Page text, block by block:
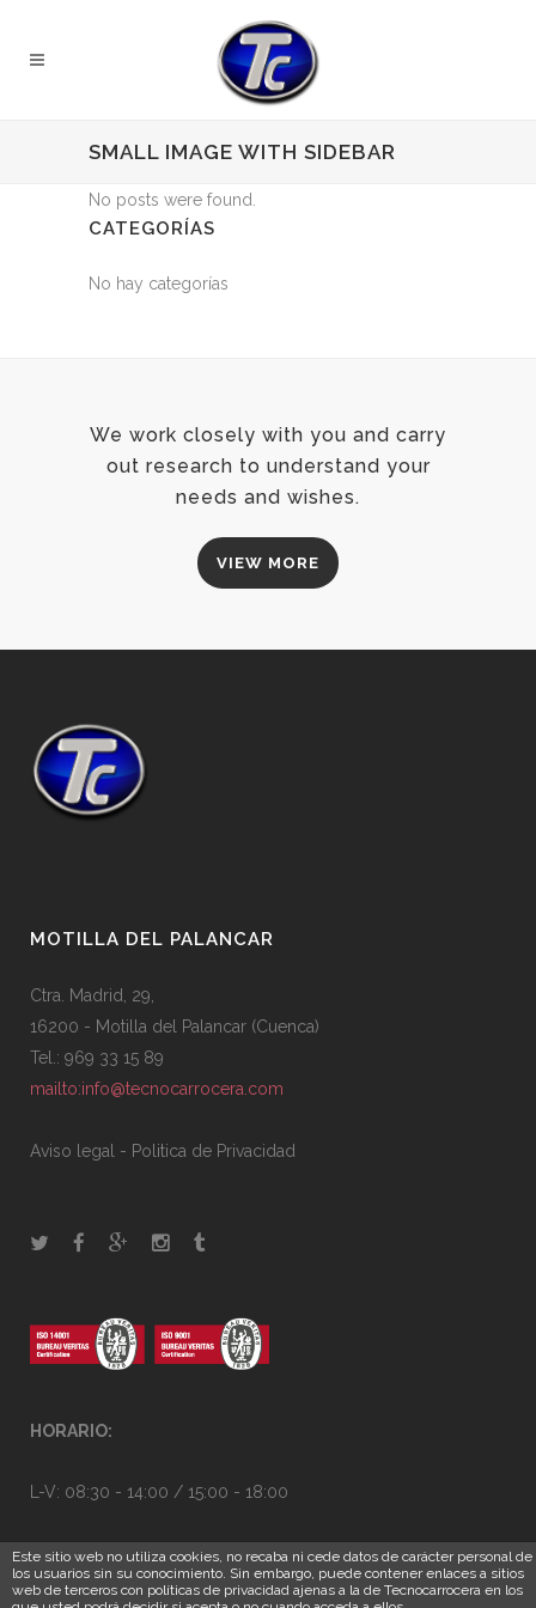
SMALL IMAGE WITH SIDEBAR
No posts were found.
CATEGORÍAS
No hay categorías
We work closely with you and carry
out research to understand your
needs and wishes.
VIEW MORE
MOTILLA DEL PALANCAR
Ctra. Madrid, 29,
16200 - Motilla del Palancar (Cuenca)
Tel.: 969 33 15 89
mailto:info@tecnocarrocera.com
Aviso legal - Politica de Privacidad
HORARIO:
L-V: 08:30 - 14:00 / 15:00 - 18:00
Este sitio web no utiliza cookies, no recaba ni cede datos de carácter personal de
los usuarios sin su conocimiento. Sin embargo, puede contener enlaces a sitios
web de terceros con políticas de privacidad ajenas a la de Tecnocarrocera en los